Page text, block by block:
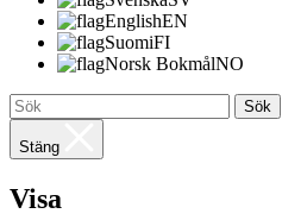
EnglishEN
SuomiFI
Norsk BokmålNO
Sök
Stäng
Visa